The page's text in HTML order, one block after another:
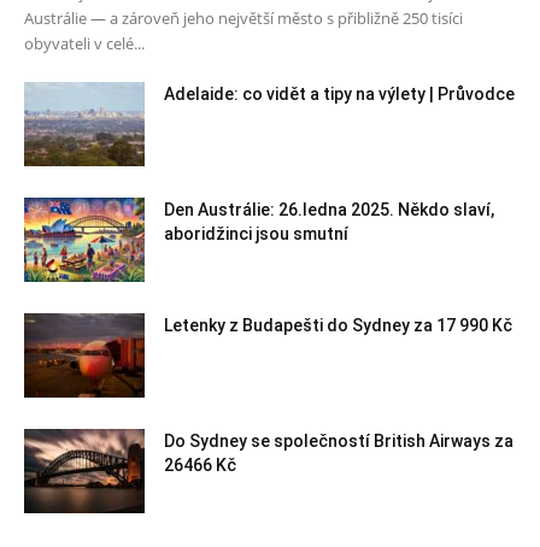
Austrálie — a zároveň jeho největší město s přibližně 250 tisíci
obyvateli v celé...
Adelaide: co vidět a tipy na výlety | Průvodce
Den Austrálie: 26.ledna 2025. Někdo slaví,
aboridžinci jsou smutní
Letenky z Budapešti do Sydney za 17 990 Kč
Do Sydney se společností British Airways za
26466 Kč